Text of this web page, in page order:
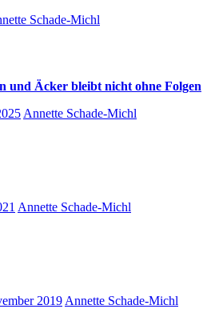
Schade-Michl
und Äcker bleibt nicht ohne Folgen
Annette Schade-Michl
Annette Schade-Michl
2019 Annette Schade-Michl